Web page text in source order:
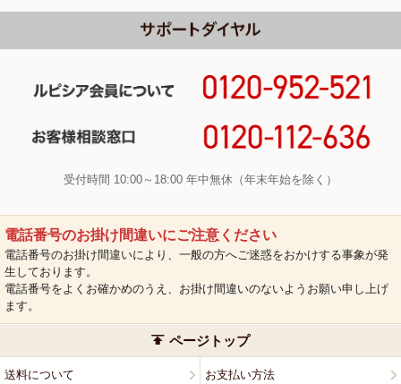
受付時間 10:00～18:00 年中無休（年末年始を除く）
電話番号のお掛け間違いにご注意ください
電話番号のお掛け間違いにより、一般の方へご迷惑をおかけする事象が発
生しております。
電話番号をよくお確かめのうえ、お掛け間違いのないようお願い申し上げ
ます。
ページトップ
送料について お支払い方法